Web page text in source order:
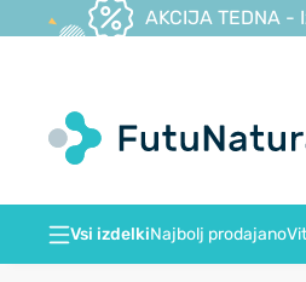
AKCIJA TEDNA
Vsi izdelkiNajbolj prodajano